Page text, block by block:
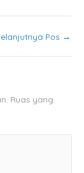
Pos →
Ruas yang